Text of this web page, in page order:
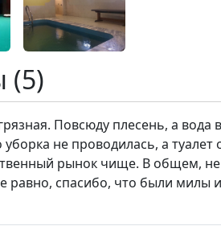
(5)
Повсюду плесень, а вода
уборка не проводилась, а туалет
рынок чище. В общем,
равно, спасибо, что были милы